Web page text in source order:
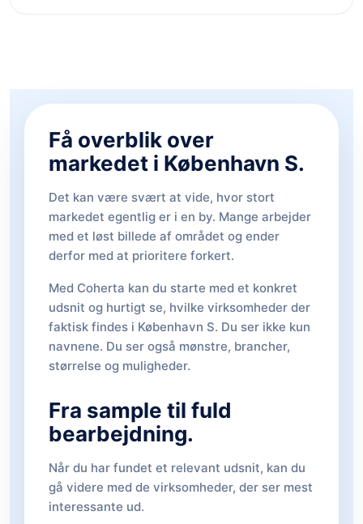
Få overblik over
markedet i København S.
Det kan være svært at vide, hvor stort
markedet egentlig er i en by. Mange arbejder
med et løst billede af området og ender
derfor med at prioritere forkert.
Med Coherta kan du starte med et konkret
udsnit og hurtigt se, hvilke virksomheder der
faktisk findes i København S. Du ser ikke kun
navnene. Du ser også mønstre, brancher,
størrelse og muligheder.
Fra sample til fuld
bearbejdning.
Når du har fundet et relevant udsnit, kan du
gå videre med de virksomheder, der ser mest
interessante ud.